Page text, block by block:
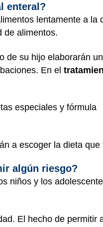
enteral?
lentamente a la
de alimentos.
de su hijo elaborarán
En el
especiales y fórmula
a escoger la dieta
algún riesgo?
niños y los
El hecho de permitir